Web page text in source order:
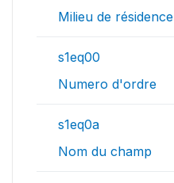
Milieu de résidence
s1eq00
Numero d'ordre
s1eq0a
Nom du champ